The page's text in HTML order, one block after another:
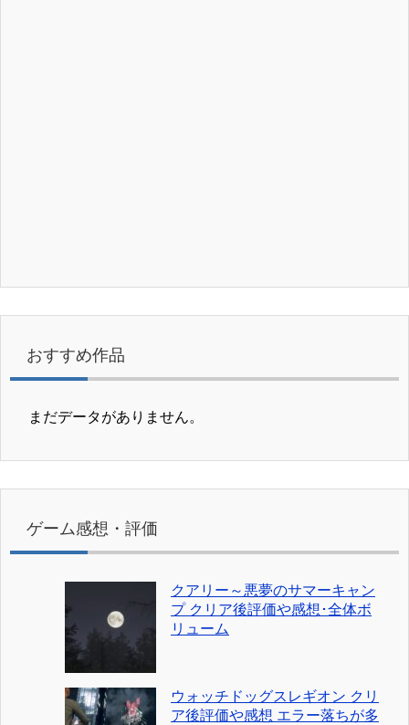
おすすめ作品
まだデータがありません。
ゲーム感想・評価
クアリー～悪夢のサマーキャン
プ クリア後評価や感想･全体ボ
リューム
ウォッチドッグスレギオン クリ
ア後評価や感想 エラー落ちが多